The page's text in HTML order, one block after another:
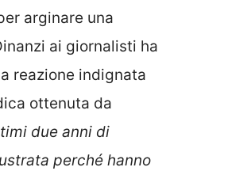
arginare una
ai giornalisti ha
reazione indignata
ottenuta da
due anni di
perché hanno